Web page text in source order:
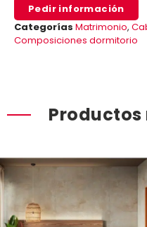
Pedir información
Categorías Matrimonio,
Composiciones dormitorio